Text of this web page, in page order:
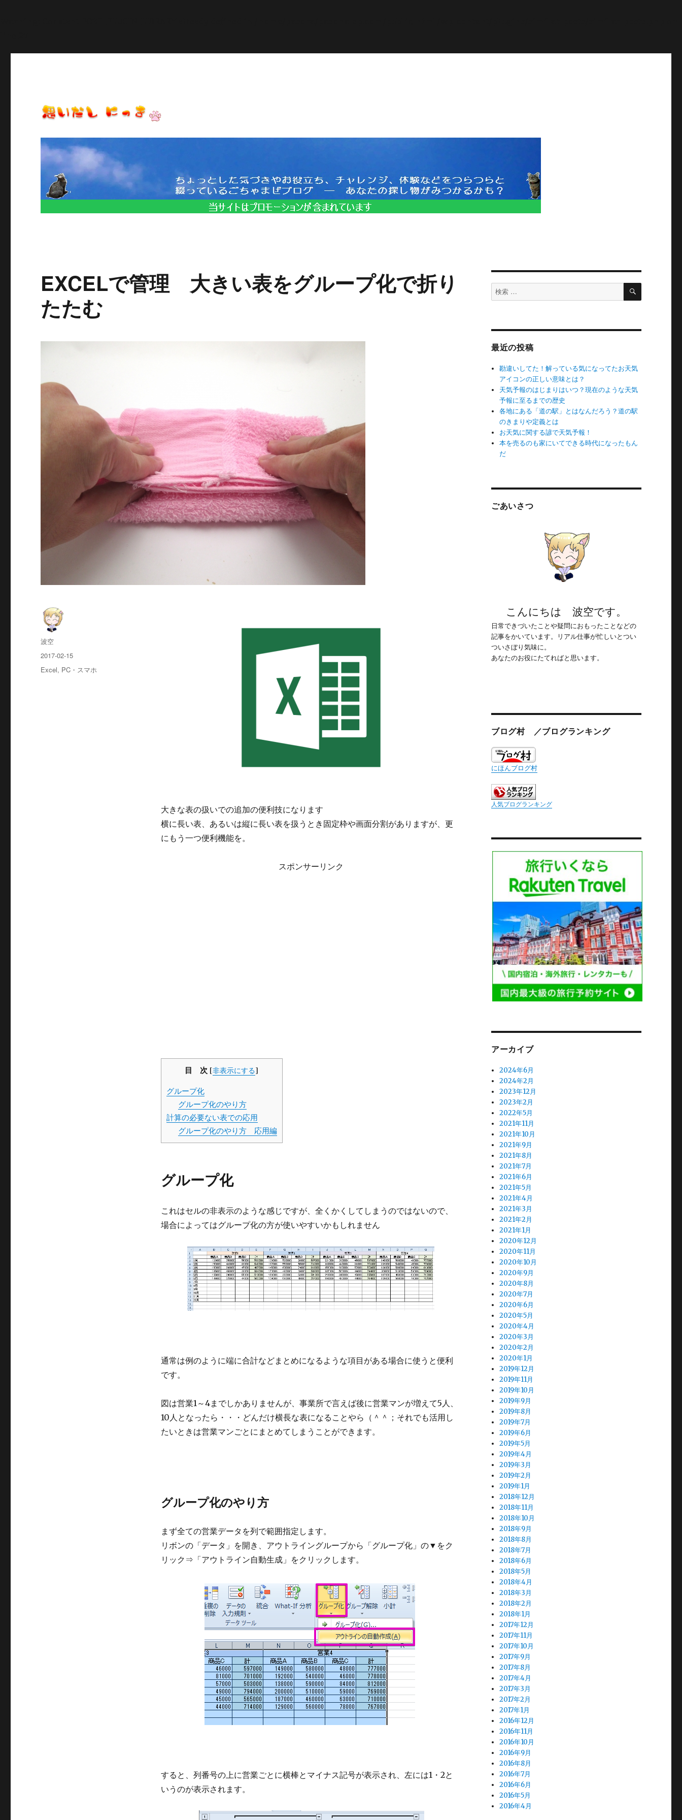
思いだし にっき
EXCELで管理 大きい表をグループ化で折り
たたむ
大きな表の扱いでの追加の便利技になります
横に長い表、あるいは縦に長い表を扱うとき固定枠や画面分割がありますが、更
にもう一つ便利機能を。
スポンサーリンク
目 次 [非表示にする]
グループ化
グループ化のやり方
計算の必要ない表での応用
グループ化のやり方 応用編
グループ化
これはセルの非表示のような感じですが、全くかくしてしまうのではないので、
場合によってはグループ化の方が使いやすいかもしれません
通常は例のように端に合計などまとめになるような項目がある場合に使うと便利
です。
図は営業1～4までしかありませんが、事業所で言えば後に営業マンが増えて5人、
10人となったら・・・どんだけ横長な表になることやら（＾＾；それでも活用し
たいときは営業マンごとにまとめてしまうことができます。
グループ化のやり方
まず全ての営業データを列で範囲指定します。
リボンの「データ」を開き、アウトライングループから「グループ化」の▼をク
リック⇒「アウトライン自動生成」をクリックします。
すると、列番号の上に営業ごとに横棒とマイナス記号が表示され、左には1・2と
いうのが表示されます。
投
稿
波空
投
稿
2017-02-15
カ
Excel, PC・スマホ
検
索
検
最近の投稿
勘違いしてた！解っている気になってたお天気
アイコンの正しい意味とは？
天気予報のはじまりはいつ？現在のような天気
予報に至るまでの歴史
各地にある「道の駅」とはなんだろう？道の駅
のきまりや定義とは
お天気に関する諺で天気予報！
本を売るのも家にいてできる時代になったもん
だ
ごあいさつ
こんにちは 波空です。
日常できづいたことや疑問におもったことなどの
記事をかいています。リアル仕事が忙しいとつい
ついさぼり気味に。
あなたのお役にたてればと思います。
ブログ村 ／ブログランキング
にほんブログ村
人気ブログランキング
アーカイブ
2024年6月
2024年2月
2023年12月
2023年2月
2022年5月
2021年11月
2021年10月
2021年9月
2021年8月
2021年7月
2021年6月
2021年5月
2021年4月
2021年3月
2021年2月
2021年1月
2020年12月
2020年11月
2020年10月
2020年9月
2020年8月
2020年7月
2020年6月
2020年5月
2020年4月
2020年3月
2020年2月
2020年1月
2019年12月
2019年11月
2019年10月
2019年9月
2019年8月
2019年7月
2019年6月
2019年5月
2019年4月
2019年3月
2019年2月
2019年1月
2018年12月
2018年11月
2018年10月
2018年9月
2018年8月
2018年7月
2018年6月
2018年5月
2018年4月
2018年3月
2018年2月
2018年1月
2017年12月
2017年11月
2017年10月
2017年9月
2017年8月
2017年4月
2017年3月
2017年2月
2017年1月
2016年12月
2016年11月
2016年10月
2016年9月
2016年8月
2016年7月
2016年6月
2016年5月
2016年4月